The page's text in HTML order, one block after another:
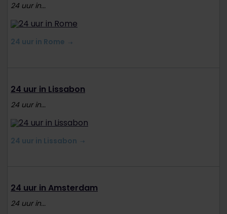
24 uur in...
24 uur in Rome
24 uur in Lissabon
24 uur in...
24 uur in Lissabon
24 uur in Amsterdam
24 uur in...